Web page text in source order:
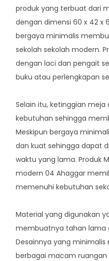
produk yang terbuat dari
dengan dimensi 60 x 42 x
bergaya minimalis
sekolah sekolah modern.
dengan laci dan pengait
buku atau perlengkapan
Selain itu, ketinggian
kebutuhan sehingga
Meskipun bergaya
dan kuat sehingga dapat
waktu yang lama. Produk
modern 04 Ahaggar
memenuhi kebutuhan
Material yang digunakan
membuatnya tahan lama
Desainnya yang
berbagai macam ruangan